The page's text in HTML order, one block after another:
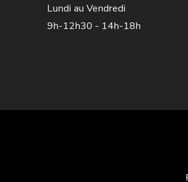
Lundi au Vendredi
9h-12h30 - 14h-18h